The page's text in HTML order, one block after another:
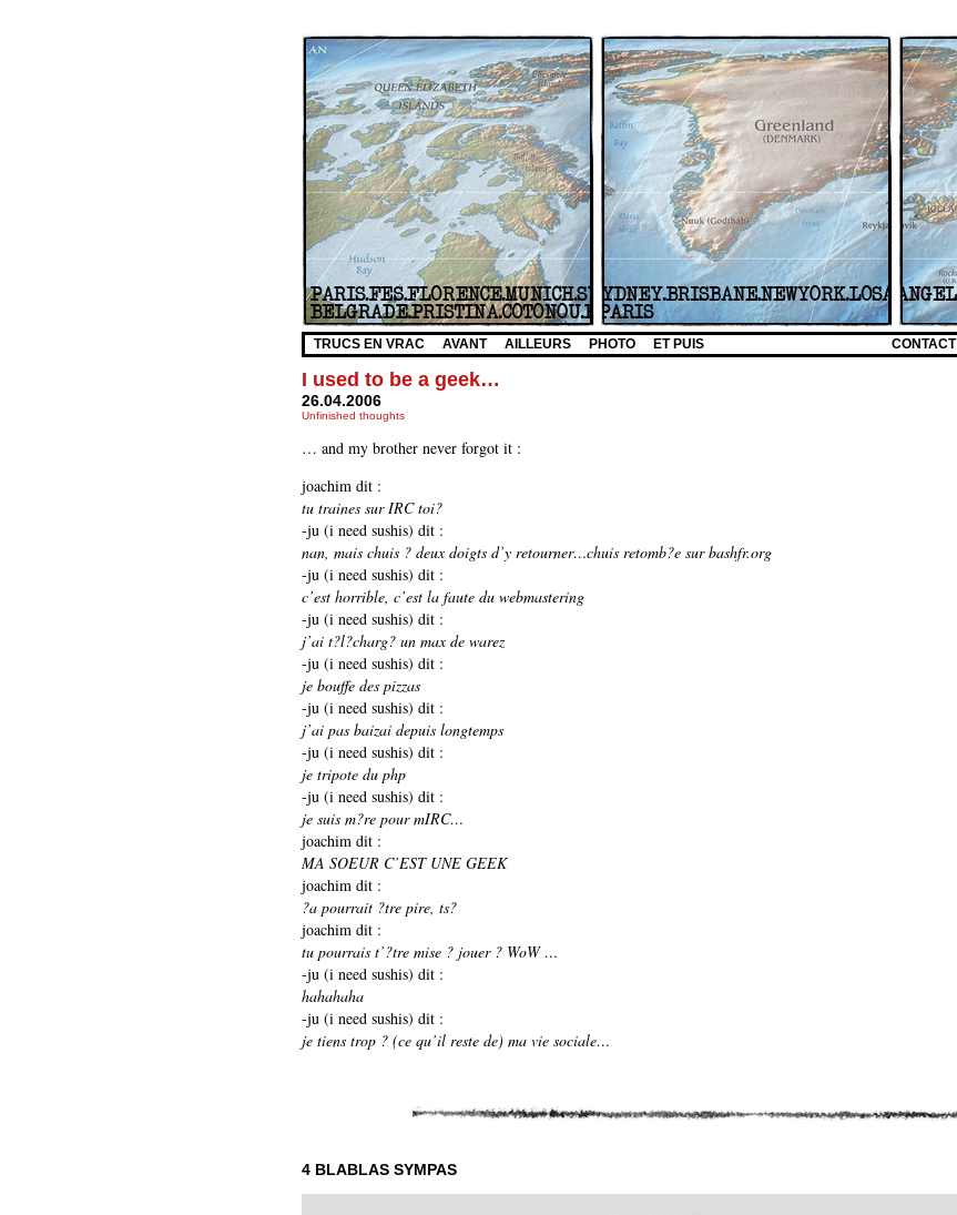
TRUCS EN VRAC AVANT AILLEURS PHOTO ET PUIS CONTACT
I used to be a geek…
26.04.2006
Unfinished thoughts
… and my brother never forgot it :
joachim dit :
tu traines sur IRC toi?
-ju (i need sushis) dit :
nan, mais chuis ? deux doigts d’y retourner…chuis retomb?e sur bashfr.org
-ju (i need sushis) dit :
c’est horrible, c’est la faute du webmastering
-ju (i need sushis) dit :
j’ai t?l?charg? un max de warez
-ju (i need sushis) dit :
je bouffe des pizzas
-ju (i need sushis) dit :
j’ai pas baizai depuis longtemps
-ju (i need sushis) dit :
je tripote du php
-ju (i need sushis) dit :
je suis m?re pour mIRC…
joachim dit :
MA SOEUR C’EST UNE GEEK
joachim dit :
?a pourrait ?tre pire, ts?
joachim dit :
tu pourrais t’?tre mise ? jouer ? WoW …
-ju (i need sushis) dit :
hahahaha
-ju (i need sushis) dit :
je tiens trop ? (ce qu’il reste de) ma vie sociale…
4 BLABLAS SYMPAS